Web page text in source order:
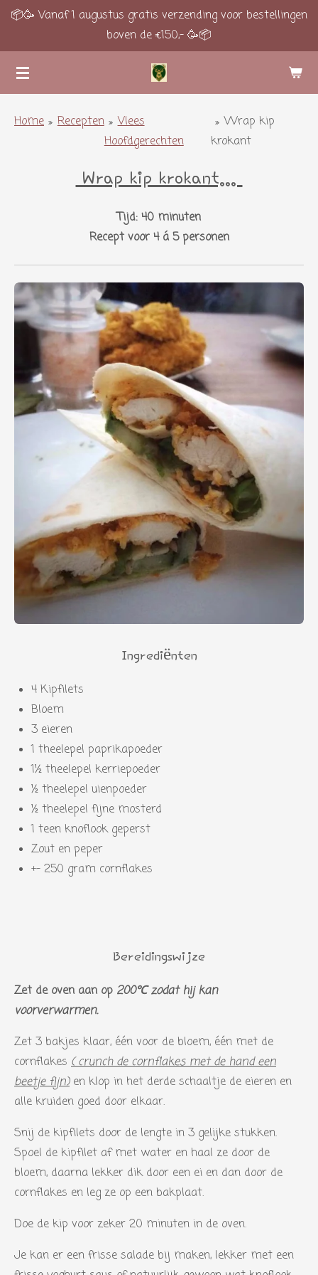
Ga
de
hoofdinhoud
📦🥳 Vanaf 1 augustus gratis verzending voor bestellingen
boven de €150,- 🥳📦
Home » Recepten » Vlees
Hoofdgerechten
» Wrap kip
krokant
Wrap kip krokant...
Tijd: 40 minuten
Recept voor 4 á 5 personen
Ingrediënten
4 Kipfilets
Bloem
3 eieren
1 theelepel paprikapoeder
1½ theelepel kerriepoeder
½ theelepel uienpoeder
½ theelepel fijne mosterd
1 teen knoflook geperst
Zout en peper
+- 250 gram cornflakes
Bereidingswijze
Zet de oven aan op 200℃ zodat hij kan
voorverwarmen.
Zet 3 bakjes klaar, één voor de bloem, één met de
cornflakes ( crunch de cornflakes met de hand een
beetje fijn)en klop in het derde schaaltje de eieren en
alle kruiden goed door elkaar.
Snij de kipfilets door de lengte in 3 gelijke stukken.
Spoel de kipfilet af met water en haal ze door de
bloem, daarna lekker dik door een ei en dan door de
cornflakes en leg ze op een bakplaat.
Doe de kip voor zeker 20 minuten in de oven.
Je kan er een frisse salade bij maken, lekker met een